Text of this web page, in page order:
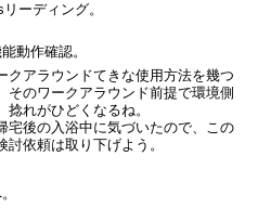
ーディング。
動作確認。
クアラウンドてきな使用方法を幾つ
そのワークアラウンド前提で環境側
捻れがひどくなるね。
宅後の入浴中に気づいたので、この
討依頼は取り下げよう。